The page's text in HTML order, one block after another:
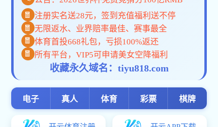
学工动态 首页-学生管理
凝心启新程·聚力育新人——学生处召开25-26学年度
第一学期辅导员工作会
时间：2025-09-20 12:53